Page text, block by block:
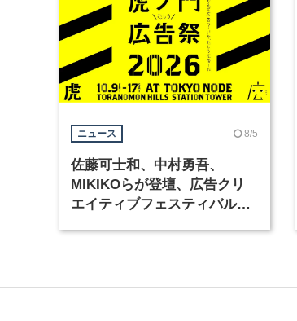
ニュース 8/5
佐藤可士和、中村勇吾、
MIKIKOらが登壇、広告クリ
エイティブフェスティバル